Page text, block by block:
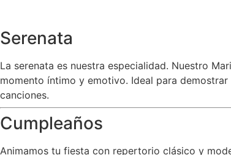
Serenata
La serenata es nuestra especialidad. Nuestro
momento íntimo y emotivo. Ideal para
canciones.
Cumpleaños
Animamos tu fiesta con repertorio clásico y